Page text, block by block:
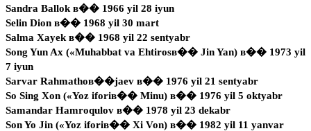
Sandra Ballok в�� 1966 yil 28 iyun
Selin Dion в�� 1968 yil 30 mart
Salma Xayek в�� 1968 yil 22 sentyabr
Song Yun Ax («Muhabbat va Ehtirosв�� Jin Yan) в�� 1973 yil
7 iyun
Sarvar Rahmathoв��jaev в�� 1976 yil 21 sentyabr
So Sing Xon («Yoz iforiв�� Minu) в�� 1976 yil 5 oktyabr
Samandar Hamroqulov в�� 1978 yil 23 dekabr
Son Yo Jin («Yoz iforiв�� Xi Von) в�� 1982 yil 11 yanvar